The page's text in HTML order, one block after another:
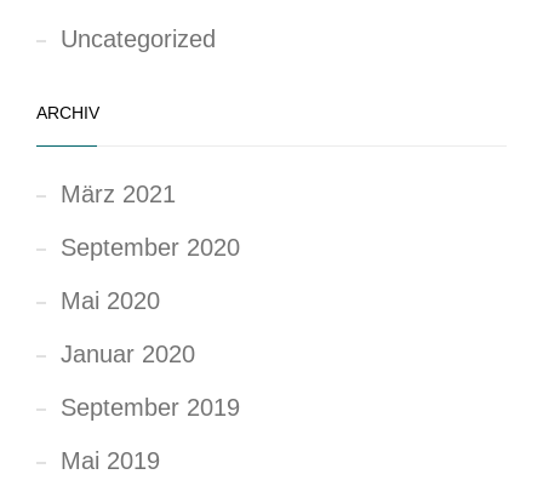
Uncategorized
ARCHIV
März 2021
September 2020
Mai 2020
Januar 2020
September 2019
Mai 2019